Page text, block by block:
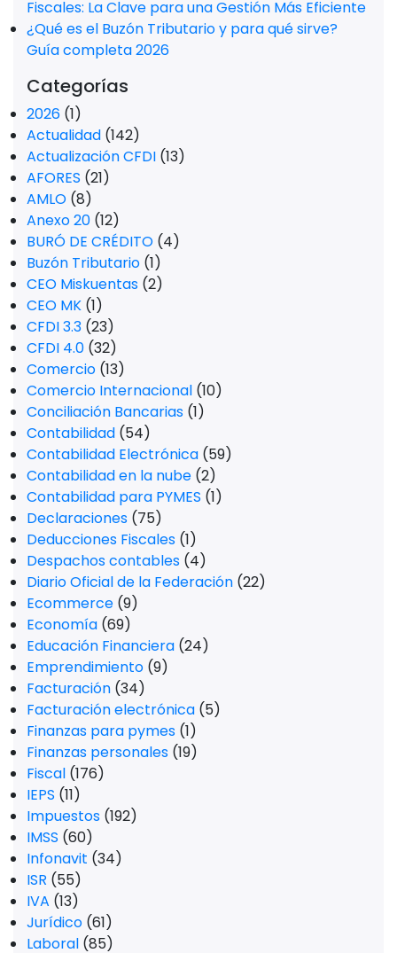
Fiscales: La Clave para una Gestión Más Eficiente
¿Qué es el Buzón Tributario y para qué sirve?
Guía completa 2026
Categorías
2026 (1)
Actualidad (142)
Actualización CFDI (13)
AFORES (21)
AMLO (8)
Anexo 20 (12)
BURÓ DE CRÉDITO (4)
Buzón Tributario (1)
CEO Miskuentas (2)
CEO MK (1)
CFDI 3.3 (23)
CFDI 4.0 (32)
Comercio (13)
Comercio Internacional (10)
Conciliación Bancarias (1)
Contabilidad (54)
Contabilidad Electrónica (59)
Contabilidad en la nube (2)
Contabilidad para PYMES (1)
Declaraciones (75)
Deducciones Fiscales (1)
Despachos contables (4)
Diario Oficial de la Federación (22)
Ecommerce (9)
Economía (69)
Educación Financiera (24)
Emprendimiento (9)
Facturación (34)
Facturación electrónica (5)
Finanzas para pymes (1)
Finanzas personales (19)
Fiscal (176)
IEPS (11)
Impuestos (192)
IMSS (60)
Infonavit (34)
ISR (55)
IVA (13)
Jurídico (61)
Laboral (85)